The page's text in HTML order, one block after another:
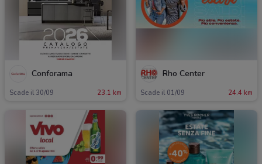
Conforama
Scade il 30/09 23.1 km
Rho Center
Scade il 01/09 24.4 km